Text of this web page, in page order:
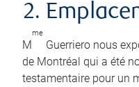
2.
M
me
Guerriero nous
de Montréal qui a été
testamentaire pour un